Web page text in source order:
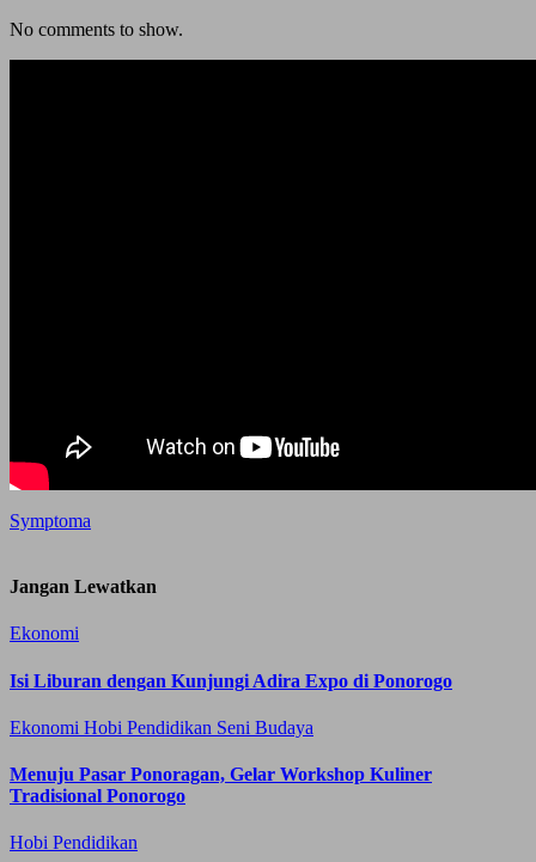
No comments to show.
Symptoma
Jangan Lewatkan
Ekonomi
Isi Liburan dengan Kunjungi Adira Expo di Ponorogo
Ekonomi Hobi Pendidikan Seni Budaya
Menuju Pasar Ponoragan, Gelar Workshop Kuliner
Tradisional Ponorogo
Hobi Pendidikan